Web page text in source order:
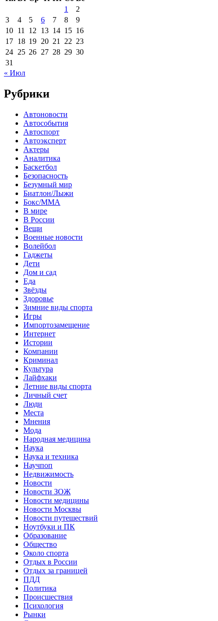
1
2
3
4 5 6 7 8
9
10 11 12 13 14 15 16
17 18 19 20 21 22 23
24 25 26 27 28 29 30
31
« Июл
Рубрики
Автоновости
Автособытия
Автоспорт
Автоэксперт
Актеры
Аналитика
Баскетбол
Безопасность
Безумный мир
Биатлон/Лыжи
Бокс/MMA
В мире
В России
Вещи
Военные новости
Волейбол
Гаджеты
Дети
Дом и сад
Еда
Звёзды
Здоровье
Зимние виды спорта
Игры
Импортозамещение
Интернет
Истории
Компании
Криминал
Культура
Лайфхаки
Летние виды спорта
Личный счет
Люди
Места
Мнения
Мода
Народная медицина
Наука
Наука и техника
Научпоп
Недвижимость
Новости
Новости ЗОЖ
Новости медицины
Новости Москвы
Новости путешествий
Ноутбуки и ПК
Образование
Общество
Около спорта
Отдых в России
Отдых за границей
ПДД
Политика
Происшествия
Психология
Рынки